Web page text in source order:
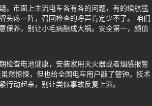
。市面上主流电车各有各的问题，有的续航猛
头疼一阵，召回检查的呼声肯定少不了。 咱们
保养，别让小毛病酿成大祸。安全第一，颜值
检查电池健康，安装家用灭火器或者烟感报警
然惊悚，但也给全国电车用户敲了警钟。技术
动起来，别让类似事故反复上演。